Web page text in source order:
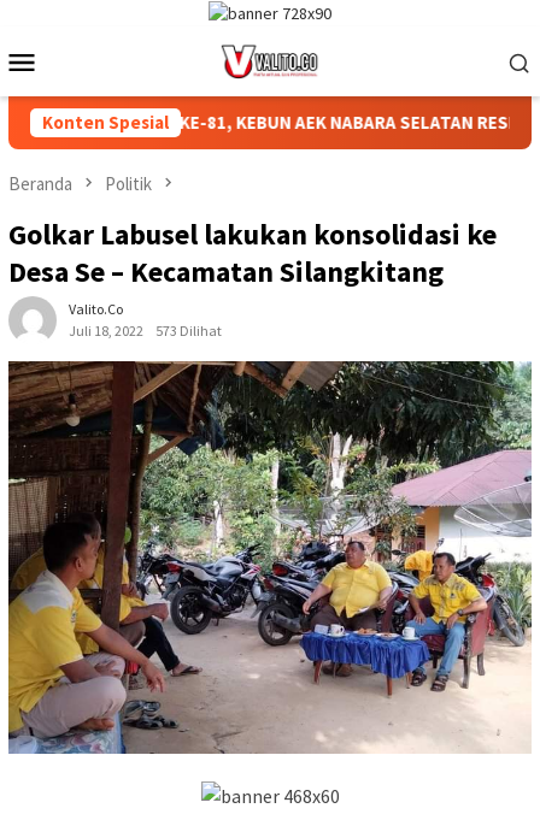
konten
Mobile
Konten Spesial
HUT RI KE-81, KEBUN AEK NABARA SELATAN RESMI GELAR
Beranda Politik
Golkar Labusel lakukan konsolidasi ke
Desa Se – Kecamatan Silangkitang
Valito.co
Juli 18, 2022
573 Dilihat